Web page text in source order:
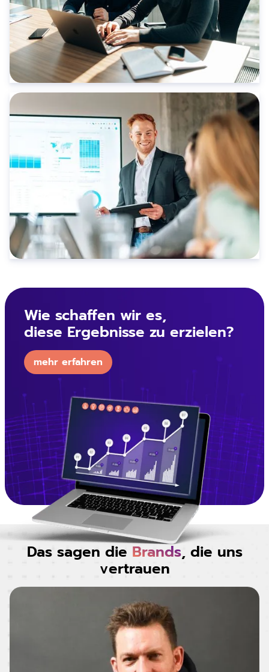
Wie schaffen wir es,
diese Ergebnisse zu erzielen?
mehr erfahren
Das sagen die Brands, die uns
vertrauen